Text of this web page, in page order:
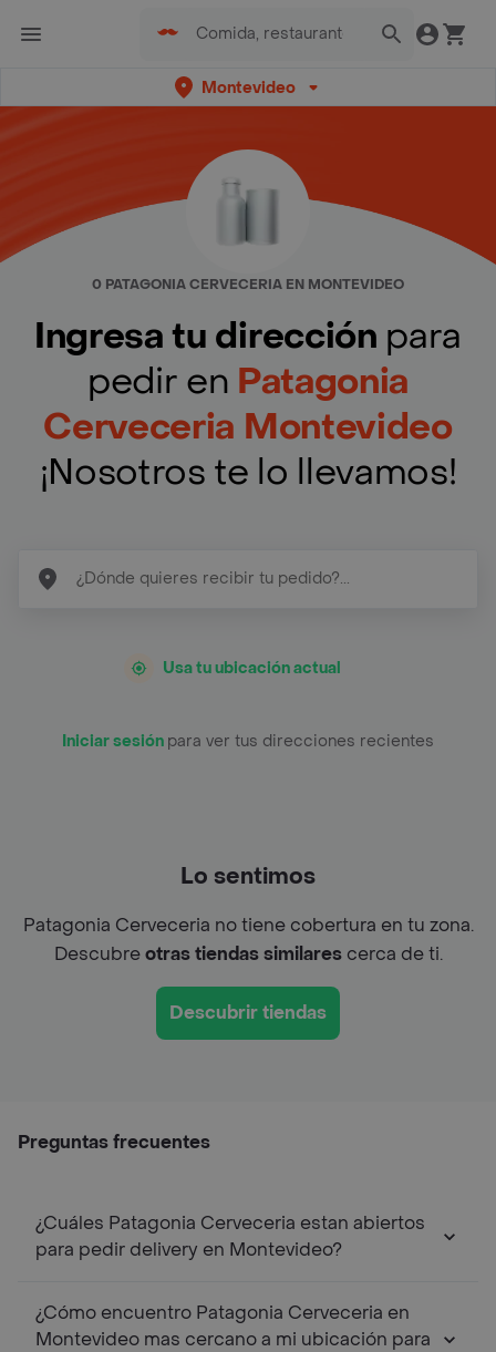
Montevideo
0 PATAGONIA CERVECERIA EN MONTEVIDEO
Ingresa tu dirección para
pedir en Patagonia
Cerveceria Montevideo
¡Nosotros te lo llevamos!
Usa tu ubicación actual
Iniciar sesión para ver tus direcciones recientes
Lo sentimos
Patagonia Cerveceria no tiene cobertura en tu zona.
Descubreotras tiendas similarescerca de ti.
Descubrir tiendas
Preguntas frecuentes
¿Cuáles Patagonia Cerveceria estan abiertos
para pedir delivery en Montevideo?
¿Cómo encuentro Patagonia Cerveceria en
Montevideo mas cercano a mi ubicación para